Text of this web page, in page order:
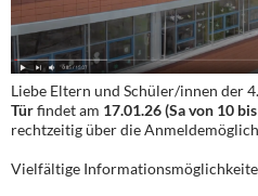
Liebe Eltern und Schüler/innen der
Türfindet am 17.01.26 (Sa von 10
rechtzeitig über die
Vielfältige